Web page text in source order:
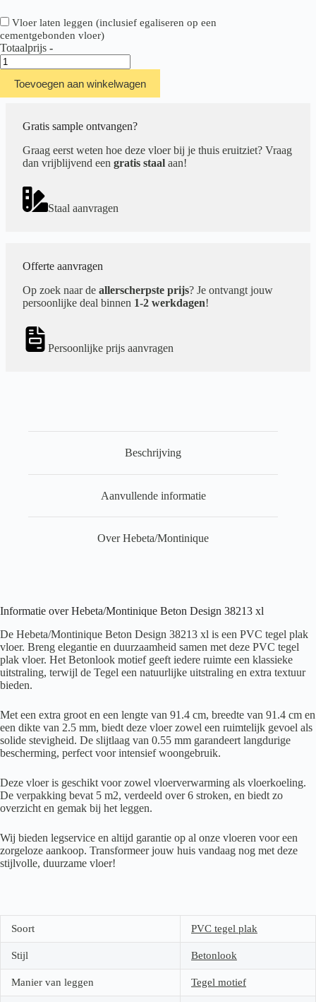
Vloer laten leggen (inclusief egaliseren op een
cementgebonden vloer)
Totaalprijs -
Hebeta/Montinique
Beton
Design
38213
aantal
Toevoegen aan winkelwagen
Gratis sample ontvangen?
Graag eerst weten hoe deze vloer bij je thuis eruitziet? Vraag
dan vrijblijvend een gratis staal aan!
Staal aanvragen
Offerte aanvragen
Op zoek naar de allerscherpste prijs? Je ontvangt jouw
persoonlijke deal binnen 1-2 werkdagen!
Persoonlijke prijs aanvragen
Beschrijving
Aanvullende informatie
Over Hebeta/Montinique
Informatie over Hebeta/Montinique Beton Design 38213 xl
De Hebeta/Montinique Beton Design 38213 xl is een PVC tegel plak
vloer. Breng elegantie en duurzaamheid samen met deze PVC tegel
plak vloer. Het Betonlook motief geeft iedere ruimte een klassieke
uitstraling, terwijl de Tegel een natuurlijke uitstraling en extra textuur
bieden.
Met een extra groot en een lengte van 91.4 cm, breedte van 91.4 cm en
een dikte van 2.5 mm, biedt deze vloer zowel een ruimtelijk gevoel als
solide stevigheid. De slijtlaag van 0.55 mm garandeert langdurige
bescherming, perfect voor intensief woongebruik.
Deze vloer is geschikt voor zowel vloerverwarming als vloerkoeling.
De verpakking bevat 5 m2, verdeeld over 6 stroken, en biedt zo
overzicht en gemak bij het leggen.
Wij bieden legservice en altijd garantie op al onze vloeren voor een
zorgeloze aankoop. Transformeer jouw huis vandaag nog met deze
stijlvolle, duurzame vloer!
Soort PVC tegel plak
Stijl Betonlook
Manier van leggen Tegel motief